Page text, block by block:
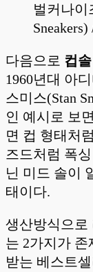
벌커나이
다음으로 컵
1960년대 아
스미스(Stan
인 예시로 보
면 컵 형태처
즈드처럼 폭
닌 미드 솔이
태이다.
생산방식으로
는 2가지가
받는 베스트